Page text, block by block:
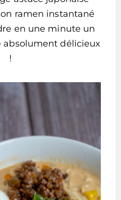
ramen instantané
en une minute un
absolument délicieux
!